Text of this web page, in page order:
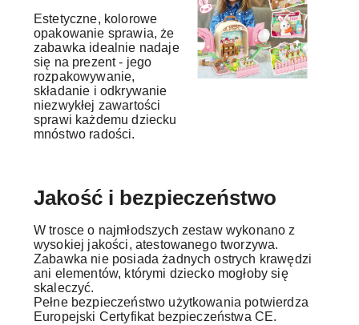
Estetyczne, kolorowe
opakowanie sprawia, że
zabawka idealnie nadaje
się na prezent - jego
rozpakowywanie,
składanie i odkrywanie
niezwykłej zawartości
sprawi każdemu dziecku
mnóstwo radości.
Jakość i bezpieczeństwo
W trosce o najmłodszych zestaw wykonano z
wysokiej jakości, atestowanego tworzywa.
Zabawka nie posiada żadnych ostrych krawędzi
ani elementów, którymi dziecko mogłoby się
skaleczyć.
Pełne bezpieczeństwo użytkowania potwierdza
Europejski Certyfikat bezpieczeństwa CE.